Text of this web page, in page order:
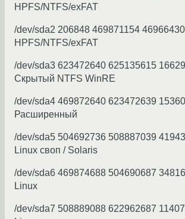
HPFS/NTFS/exFAT
/dev/sda2 206848 469871154
HPFS/NTFS/exFAT
/dev/sda3 623472640 625135615
Скрытый NTFS WinRE
/dev/sda4 469872640 623472639
Расширенный
/dev/sda5 504692736 508887039
Linux своп / Solaris
/dev/sda6 469874688 504690687
Linux
/dev/sda7 508889088 622962687